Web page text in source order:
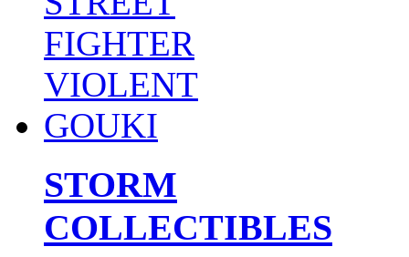
STORM
COLLECTIBLES